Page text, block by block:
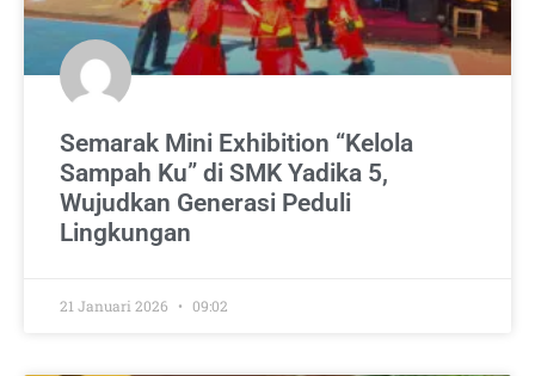
Semarak Mini Exhibition “Kelola
Sampah Ku” di SMK Yadika 5,
Wujudkan Generasi Peduli
Lingkungan
21 Januari 2026 09:02